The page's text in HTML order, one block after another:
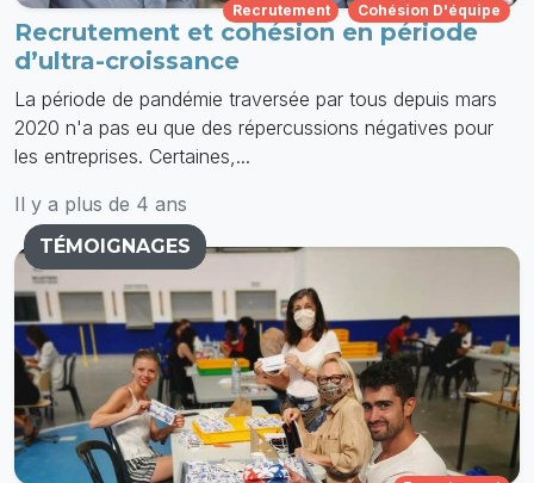
Recrutement Cohésion D'équipe
Recrutement et cohésion en période
d’ultra-croissance
La période de pandémie traversée par tous depuis mars
2020 n'a pas eu que des répercussions négatives pour
les entreprises. Certaines,...
Il y a plus de 4 ans
TÉMOIGNAGES